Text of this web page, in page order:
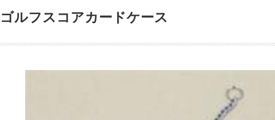
ゴルフスコアカードケース